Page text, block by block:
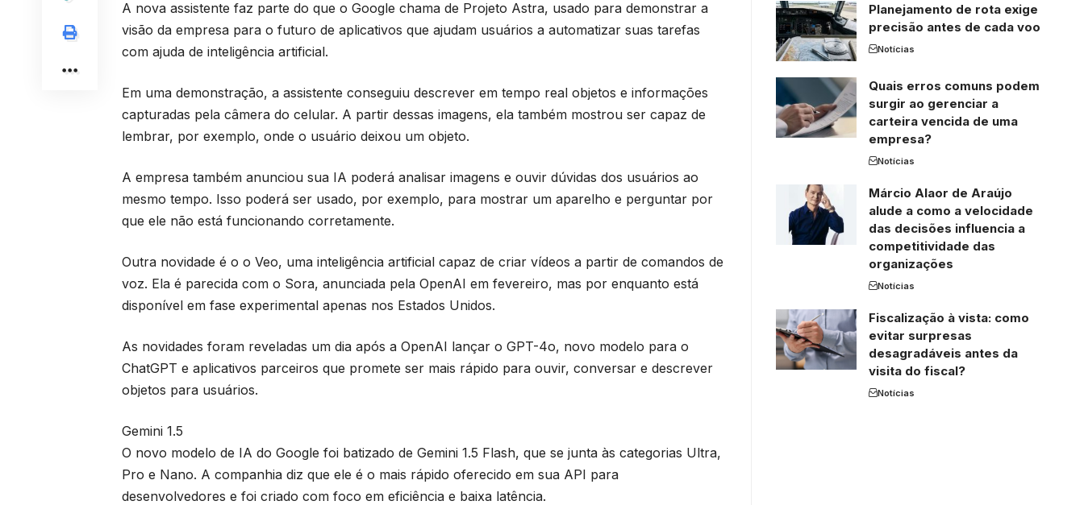
A nova assistente faz parte do que o Google chama de Projeto Astra, usado para demonstrar a
visão da empresa para o futuro de aplicativos que ajudam usuários a automatizar suas tarefas
com ajuda de inteligência artificial.
Em uma demonstração, a assistente conseguiu descrever em tempo real objetos e informações
capturadas pela câmera do celular. A partir dessas imagens, ela também mostrou ser capaz de
lembrar, por exemplo, onde o usuário deixou um objeto.
A empresa também anunciou sua IA poderá analisar imagens e ouvir dúvidas dos usuários ao
mesmo tempo. Isso poderá ser usado, por exemplo, para mostrar um aparelho e perguntar por
que ele não está funcionando corretamente.
Outra novidade é o o Veo, uma inteligência artificial capaz de criar vídeos a partir de comandos de
voz. Ela é parecida com o Sora, anunciada pela OpenAI em fevereiro, mas por enquanto está
disponível em fase experimental apenas nos Estados Unidos.
As novidades foram reveladas um dia após a OpenAI lançar o GPT-4o, novo modelo para o
ChatGPT e aplicativos parceiros que promete ser mais rápido para ouvir, conversar e descrever
objetos para usuários.
Gemini 1.5
O novo modelo de IA do Google foi batizado de Gemini 1.5 Flash, que se junta às categorias Ultra,
Pro e Nano. A companhia diz que ele é o mais rápido oferecido em sua API para
desenvolvedores e foi criado com foco em eficiência e baixa latência.
Planejamento de rota exige
precisão antes de cada voo
Notícias
Quais erros comuns podem
surgir ao gerenciar a
carteira vencida de uma
empresa?
Notícias
Márcio Alaor de Araújo
alude a como a velocidade
das decisões influencia a
competitividade das
organizações
Notícias
Fiscalização à vista: como
evitar surpresas
desagradáveis antes da
visita do fiscal?
Notícias